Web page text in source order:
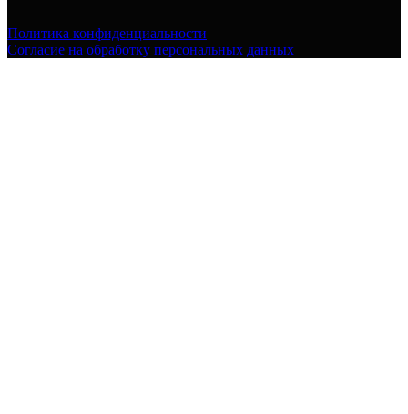
Политика конфиденциальности
Согласие на обработку персональных данных